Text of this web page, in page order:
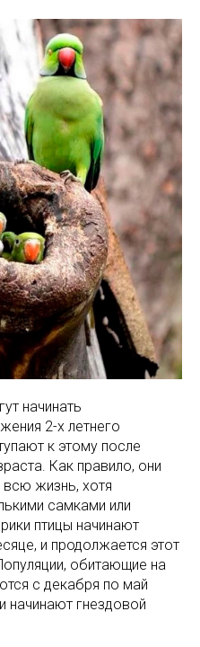
начинать
2-х летнего
к этому после
Как правило, они
жизнь, хотя
самками или
птицы начинают
и продолжается этот
обитающие на
с декабря по май
начинают гнездовой